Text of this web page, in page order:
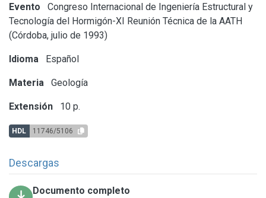
Evento
Congreso Internacional de Ingeniería Estructural y
Tecnología del Hormigón-XI Reunión Técnica de la AATH
(Córdoba, julio de 1993)
Idioma Español
Materia Geología
Extensión 10 p.
HDL 11746/5106
Descargas
Documento completo